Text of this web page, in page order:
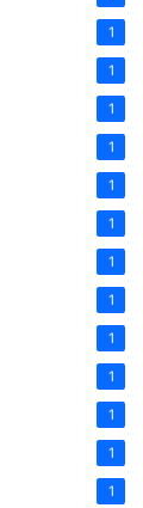
1
1
1
1
1
1
1
1
1
1
1
1
1